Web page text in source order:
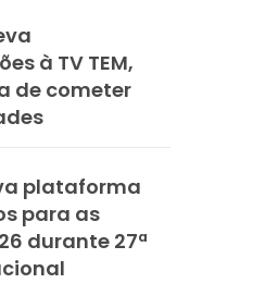
à TV TEM,
de cometer
plataforma
para as
durante 27ª